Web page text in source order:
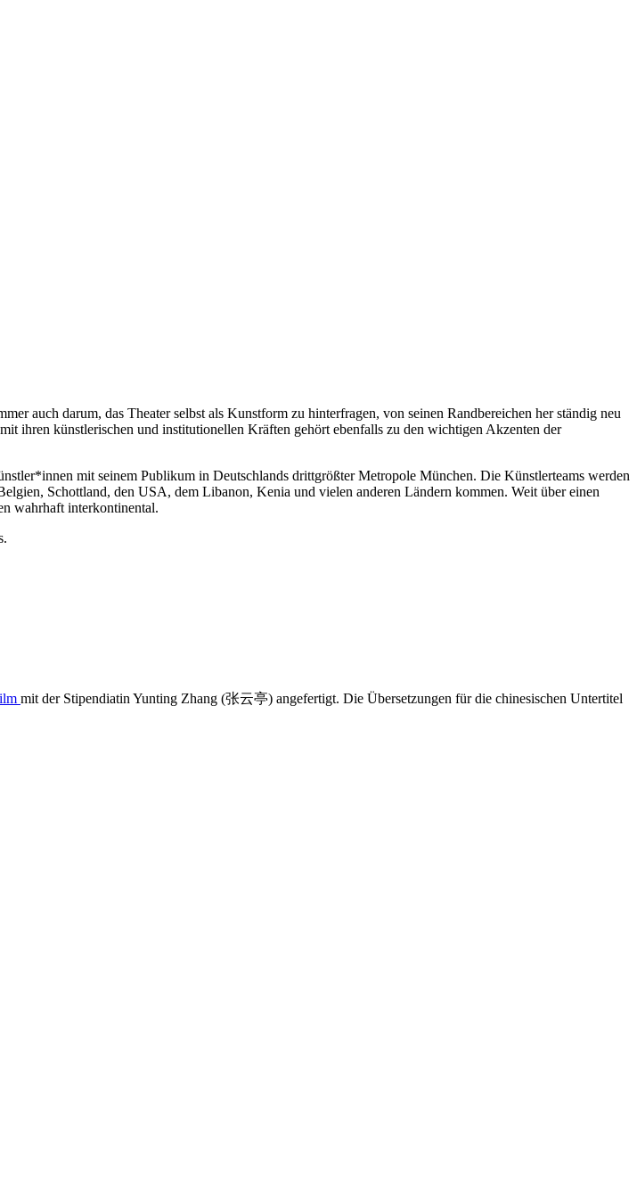
auch darum, das Theater selbst als Kunstform zu hinterfragen, von seinen Randbereichen her ständig neu
ihren künstlerischen und institutionellen Kräften gehört ebenfalls zu den wichtigen Akzenten der
mit seinem Publikum in Deutschlands drittgrößter Metropole München. Die Künstlerteams werden
Schottland, den USA, dem Libanon, Kenia und vielen anderen Ländern kommen. Weit über einen
wahrhaft interkontinental.
mit der Stipendiatin Yunting Zhang (张云亭) angefertigt. Die Übersetzungen für die chinesischen Untertitel